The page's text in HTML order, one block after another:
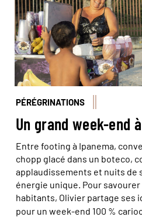
PÉRÉGRINATIONS
Un grand week-end
Entre footing à Ipanema,
chopp glacé dans un boteco,
applaudissements et nuits de
énergie unique. Pour
habitants, Olivier partage ses
pour un week-end 100 %